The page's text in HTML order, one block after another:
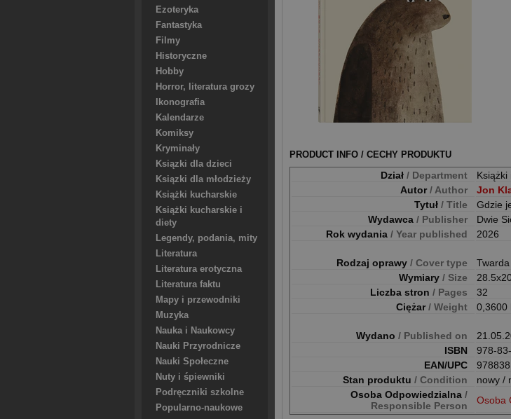
Ezoteryka
Fantastyka
Filmy
Historyczne
Hobby
Horror, literatura grozy
Ikonografia
Kalendarze
Komiksy
Kryminały
Ksiązki dla dzieci
Ksiązki dla młodzieży
Książki kucharskie
Książki kucharskie i
diety
Legendy, podania, mity
Literatura
Literatura erotyczna
Literatura faktu
Mapy i przewodniki
Muzyka
Nauka i Naukowcy
Nauki Przyrodnicze
Nauki Społeczne
Nuty i śpiewniki
Podręczniki szkolne
Popularno-naukowe
PRODUCT INFO / CECHY PRODUKTU
Dział / Department
Autor/ Author
Jon
Tytuł / Title
Gdzie
Wydawca / Publisher
Dwie
Rok wydania / Year published 2026
Rodzaj oprawy / Cover type
Twarda
Wymiary / Size
Liczba stron / Pages
32
Ciężar/ Weight 0,3600
Wydano / Published on
ISBN
978-
EAN/UPC
Stan produktu / Condition
nowy /
Osoba Odpowiedzialna /
Responsible Person
Osoba